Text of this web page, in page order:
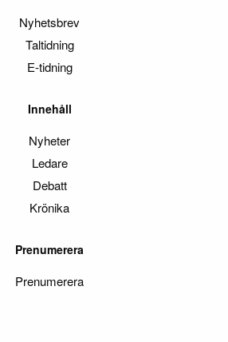
Nyhetsbrev
Taltidning
E-tidning
Innehåll
Nyheter
Ledare
Debatt
Krönika
Prenumerera
Prenumerera